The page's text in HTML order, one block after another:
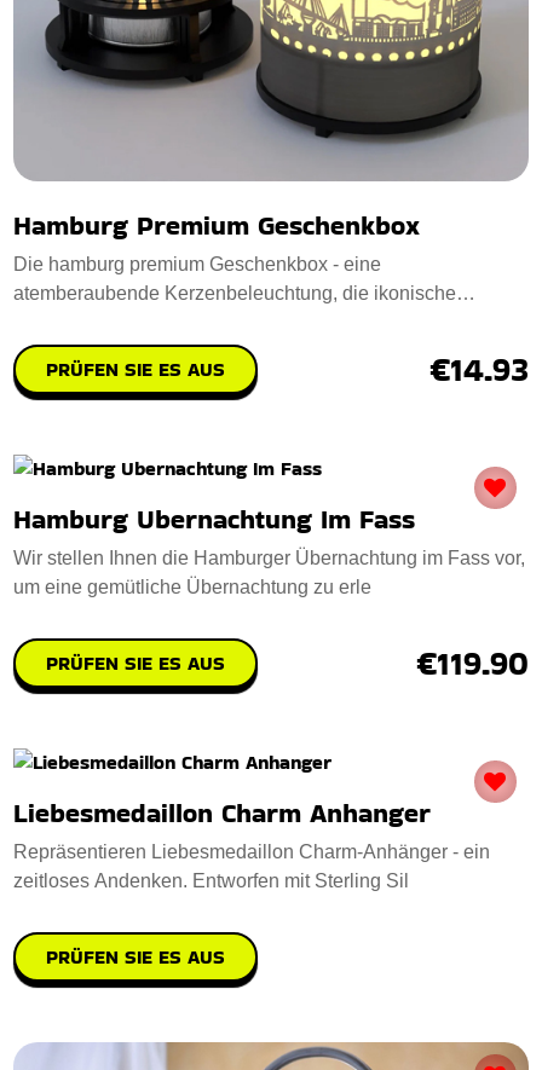
Hamburg Premium Geschenkbox
Die hamburg premium Geschenkbox - eine
atemberaubende Kerzenbeleuchtung, die ikonische
PRÜFEN SIE ES AUS €14.93
Hamburg Ubernachtung Im Fass
Wir stellen Ihnen die Hamburger Übernachtung im Fass vor,
um eine gemütliche Übernachtung zu erle
PRÜFEN SIE ES AUS €119.90
Liebesmedaillon Charm Anhanger
Repräsentieren Liebesmedaillon Charm-Anhänger - ein
zeitloses Andenken. Entworfen mit Sterling Sil
PRÜFEN SIE ES AUS